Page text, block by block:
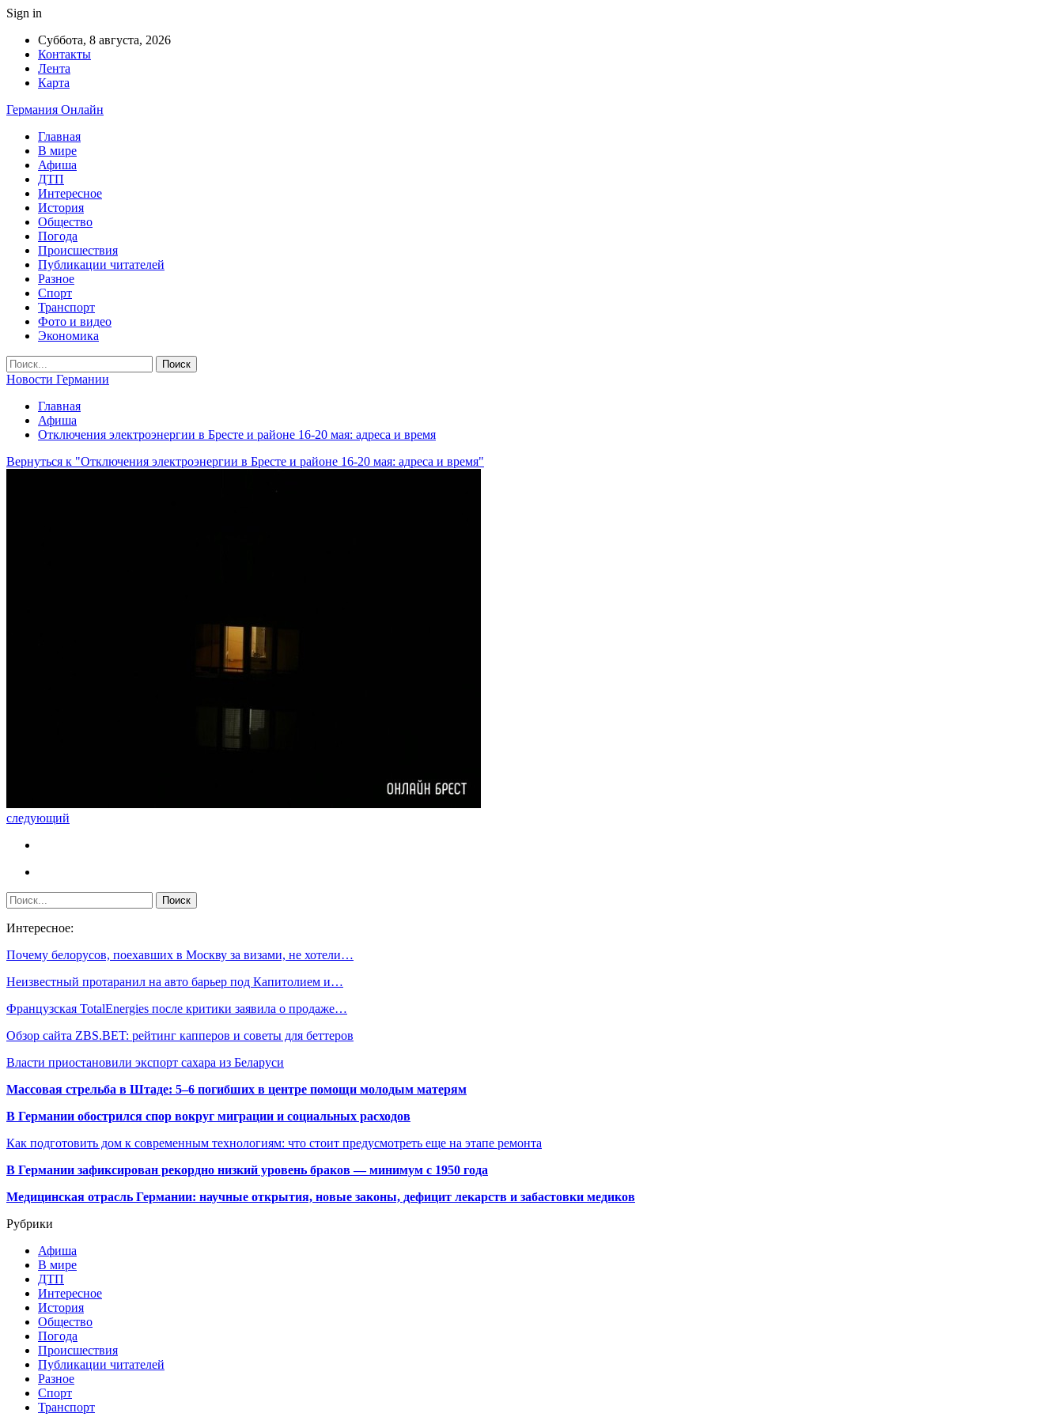
Sign in
Суббота, 8 августа, 2026
Контакты
Лента
Карта
Германия Онлайн
Главная
В мире
Афиша
ДТП
Интересное
История
Общество
Погода
Происшествия
Публикации читателей
Разное
Спорт
Транспорт
Фото и видео
Экономика
Новости Германии
Главная
Афиша
Отключения электроэнергии в Бресте и районе 16-20 мая: адреса и время
Вернуться к "Отключения электроэнергии в Бресте и районе 16-20 мая: адреса и время"
следующий
Интересное:
Почему белорусов, поехавших в Москву за визами, не хотели…
Неизвестный протаранил на авто барьер под Капитолием и…
Французская TotalEnergies после критики заявила о продаже…
Обзор сайта ZBS.BET: рейтинг капперов и советы для беттеров
Власти приостановили экспорт сахара из Беларуси
Массовая стрельба в Штаде: 5–6 погибших в центре помощи молодым матерям
В Германии обострился спор вокруг миграции и социальных расходов
Как подготовить дом к современным технологиям: что стоит предусмотреть еще на этапе ремонта
В Германии зафиксирован рекордно низкий уровень браков — минимум с 1950 года
Медицинская отрасль Германии: научные открытия, новые законы, дефицит лекарств и забастовки медиков
Рубрики
Афиша
В мире
ДТП
Интересное
История
Общество
Погода
Происшествия
Публикации читателей
Разное
Спорт
Транспорт